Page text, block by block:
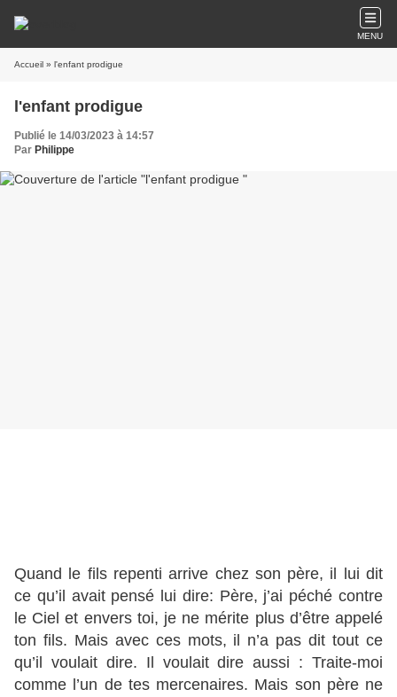
MENU
Accueil » l'enfant prodigue
l'enfant prodigue
Publié le 14/03/2023 à 14:57
Par Philippe
Quand le fils repenti arrive chez son père, il lui dit
ce qu’il avait pensé lui dire: Père, j’ai péché contre
le Ciel et envers toi, je ne mérite plus d’être appelé
ton fils. Mais avec ces mots, il n’a pas dit tout ce
qu’il voulait dire. Il voulait dire aussi : Traite-moi
comme l’un de tes mercenaires. Mais son père ne